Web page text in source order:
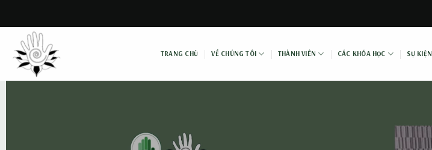
content
TRANG CHỦ VỀ CHÚNG TÔI THÀNH VIÊN CÁC KHÓA HỌC SỰ KIỆN